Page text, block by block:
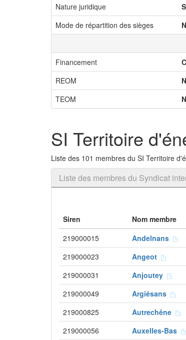
Nature juridique
Mode de répartition des sièges
Financement
REOM
TEOM
SI Territoire
Liste des 101 membres du SI Territoire
Liste des membres du Syndicat
Siren Nom membre
219000015
Andelnans
219000023 Angeot
219000031 Anjoutey
219000049 Argiésans
219000825 Autrechêne
219000056 Auxelles-Bas